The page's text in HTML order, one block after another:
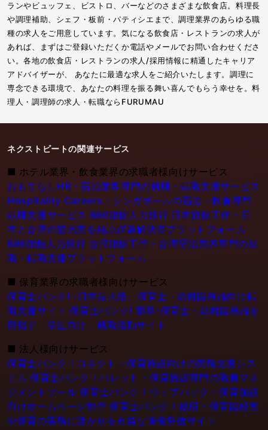
ランやビュッフェ、ビストロ、バーなどのさまざまな飲食店。料理長
や調理補助、シェフ・板前・パティシエまで、調理業界のあらゆる職
種の求人をご用意しています。気になる飲食店・レストランの求人が
あれば、まずはご登録いただくか電話やメールでお問い合わせくださ
い。各地の飲食店・レストランの求人/採用情報に精通したキャリア
アドバイザーが、 あなたに最適な求人をご紹介いたします。調理に
専念できる環境で、あなたの料理を振る舞い喜んでもらう幸せを。料
理人・調理師の求人・転職ならFURUMAU
ネクストビートの関連サービス
■ ホテル業界・飲食業界の求職者様向けサービス
おもてなしHR - 宿泊業界専門の就職・転職支援サービス
Hospitality Careers - シンガポールの宿泊・飲食専門
転職支援サービス 886旅館人力銀行 日本旅館工作 - 日
本と台湾の観光業を結ぶ課題解決型プラットフォーム
886旅館人力銀行 台湾旅館工作 - 台湾宿泊業界専門の就
職・転職支援プラットフォーム
■ 保育業界の求職者様向けサービス
保育士バンク! -日本最大級。保育士・幼稚園教論向け転
職支援サイト 保育士バンク! 新卒-保育士・幼稚園教論を
目指す「学生向け」就職活動サイト
■ 法人様向けサービス
保育士バンク！コネクト - 保育施設向けの業務支援シス
テム 保育士バンク！パレット - 保育施設専門の職員マネ
ジメントツール 保育士バンク！ウェブパック - 保育施設
向けホームページ制作 保育士バンク！総研 - 保育園経営
や保育の実務に活かせる有益な情報発信サイト